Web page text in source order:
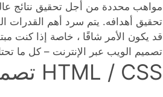
مواهب محددة من أجل تحقيق نتائج
تحقيق أهدافه. يتم سرد أهم القدرات
قد يكون الأمر شاقًا ، خاصة إذا كنت
تصميم الويب عبر الإنترنت – كل ما
HTML / CSS تصميم مواقع الكترونية الاردن